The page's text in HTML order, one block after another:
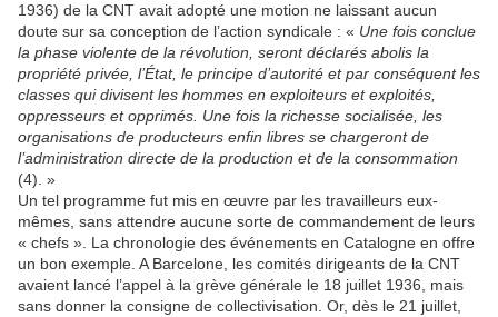
1936) de la CNT avait adopté une motion ne laissant aucun
doute sur sa conception de l’action syndicale : « Une fois conclue
la phase violente de la révolution, seront déclarés abolis la
propriété privée, l’État, le principe d’autorité et par conséquent les
classes qui divisent les hommes en exploiteurs et exploités,
oppresseurs et opprimés. Une fois la richesse socialisée, les
organisations de producteurs enfin libres se chargeront de
l’administration directe de la production et de la consommation
(4). »
Un tel programme fut mis en œuvre par les travailleurs eux-
mêmes, sans attendre aucune sorte de commandement de leurs
« chefs ». La chronologie des événements en Catalogne en offre
un bon exemple. A Barcelone, les comités dirigeants de la CNT
avaient lancé l’appel à la grève générale le 18 juillet 1936, mais
sans donner la consigne de collectivisation. Or, dès le 21 juillet,